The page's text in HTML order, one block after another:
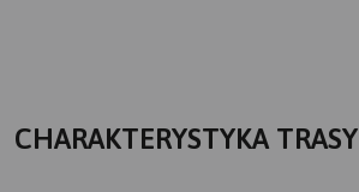
CHARAKTERYSTYKA TRASY